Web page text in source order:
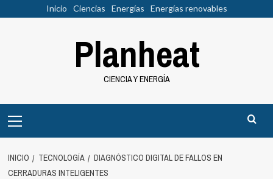
Inicio Ciencias Energías Energías renovables
Planheat
CIENCIA Y ENERGÍA
principal
INICIO TECNOLOGÍA
DIAGNÓSTICO DIGITAL DE FALLOS EN
CERRADURAS INTELIGENTES